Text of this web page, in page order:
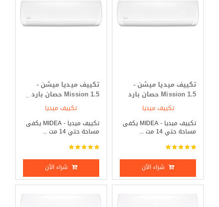
تكييف ميديا ميشن -
Mission 1.5 حصان بارد
تكييف ميديا
تكييف ميديا - MIDEA يكفى
مساحة حتي 14 مت ...
شراء الآن
تكييف ميديا ميشن -
Mission 1.5 حصان بارد _
تكييف ميديا
تكييف ميديا - MIDEA يكفى
مساحة حتي 14 مت ...
شراء الآن